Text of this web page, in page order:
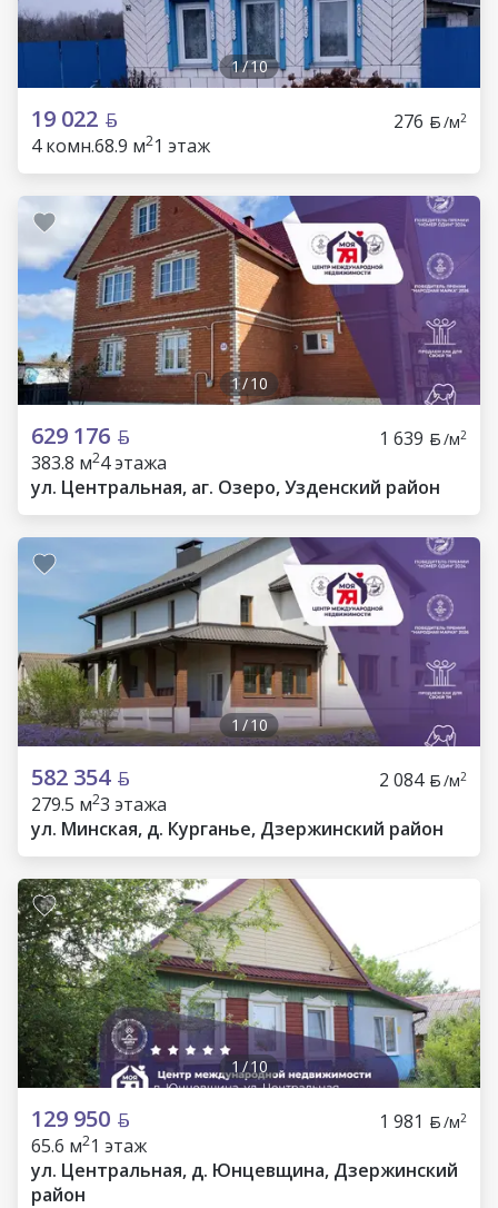
1/10
19 022 276 /м2
4 комн.68.9 м21 этаж
1/10
629 176 1 639 /м2
383.8 м24 этажа
ул. Центральная, аг. Озеро, Узденский район
1 /10
582 354 2 084 /м2
279.5 м23 этажа
ул. Минская, д. Курганье, Дзержинский район
1 /10
129 950 1 981 /м2
65.6 м21 этаж
ул. Центральная, д. Юнцевщина, Дзержинский
район